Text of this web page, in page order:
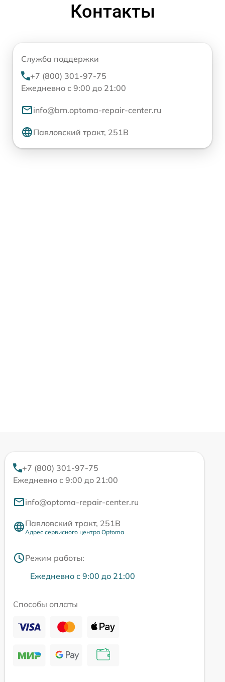
Контакты
Служба поддержки
+7 (800) 301-97-75
Ежедневно с 9:00 до 21:00
info@brn.optoma-repair-center.ru
Павловский тракт, 251В
+7 (800) 301-97-75
Ежедневно с 9:00 до 21:00
info@optoma-repair-center.ru
Павловский тракт, 251В
Адрес сервисного центра Optoma
Режим работы:
Ежедневно с 9:00 до 21:00
Способы оплаты